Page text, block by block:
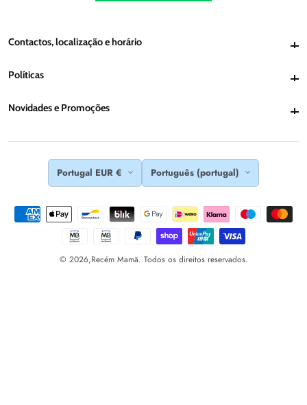
Contactos, localização e horárioContactos, localização e horário
Políticas
Novidades e PromoçõesNovidades e Promoções
Portugal EUR € Português (portugal)
© 2026,Recém Mamã. Todos os direitos reservados.